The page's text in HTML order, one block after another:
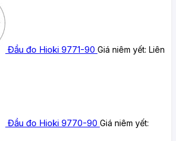
Đầu đo Hioki 9771-90 Giá niêm yết: Liên
Đầu đo Hioki 9770-90 Giá niêm yết: